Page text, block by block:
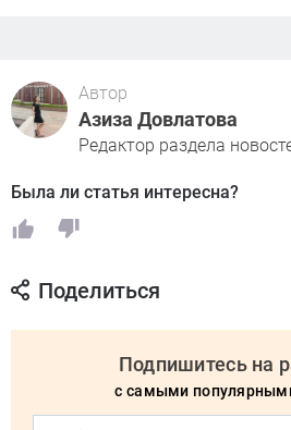
Автор
Азиза Довлатова
Редактор раздела
Была ли статья интересна?
Поделиться
Подпишитесь на
с самыми